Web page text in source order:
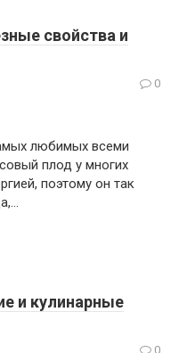
свойства и
0
любимых всеми
плод у многих
поэтому он так
и кулинарные
0